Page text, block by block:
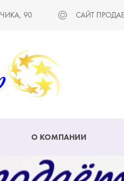
90 САЙТ
О КОМПАНИИ